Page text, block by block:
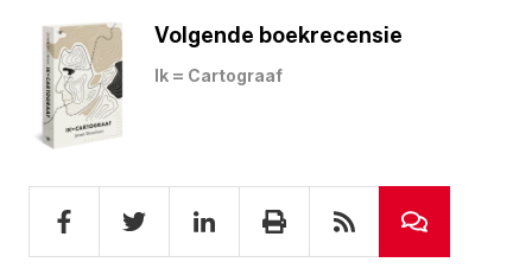
Volgende boekrecensie
Ik = Cartograaf